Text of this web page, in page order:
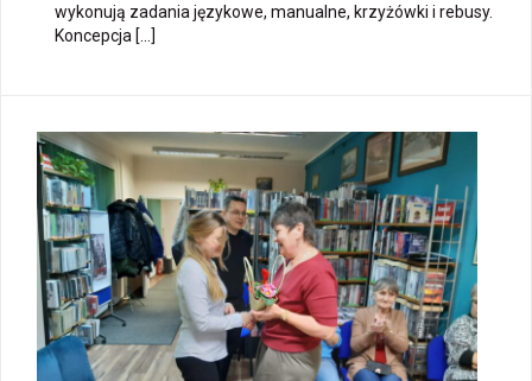
wykonują zadania językowe, manualne, krzyżówki i rebusy.
Koncepcja […]